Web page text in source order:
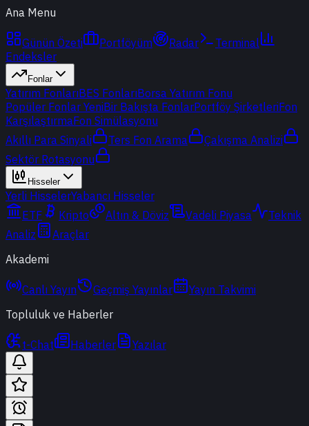
Ana Menu
Günün Özeti Portföyüm Radar
Terminal
Endeksler
Fonlar
Yatırım FonlarıBES FonlarıBorsa Yatırım Fonu
Popüler Fonlar YeniBir Bakışta FonlarPortföy ŞirketleriFon
KarşılaştırmaFon Simülasyonu
Akıllı Para Sinyali
Ters Fon Arama
Çakışma Analizi
Sektör Rotasyonu
Hisseler
Yerli HisselerYabancı Hisseler
ETF
Kripto Altın & Döviz Vadeli Piyasa
Teknik
Analiz
Araçlar
Akademi
Canlı Yayın Geçmiş Yayınlar
Yayın Takvimi
Topluluk ve Haberler
t-Chat Haberler Yazılar